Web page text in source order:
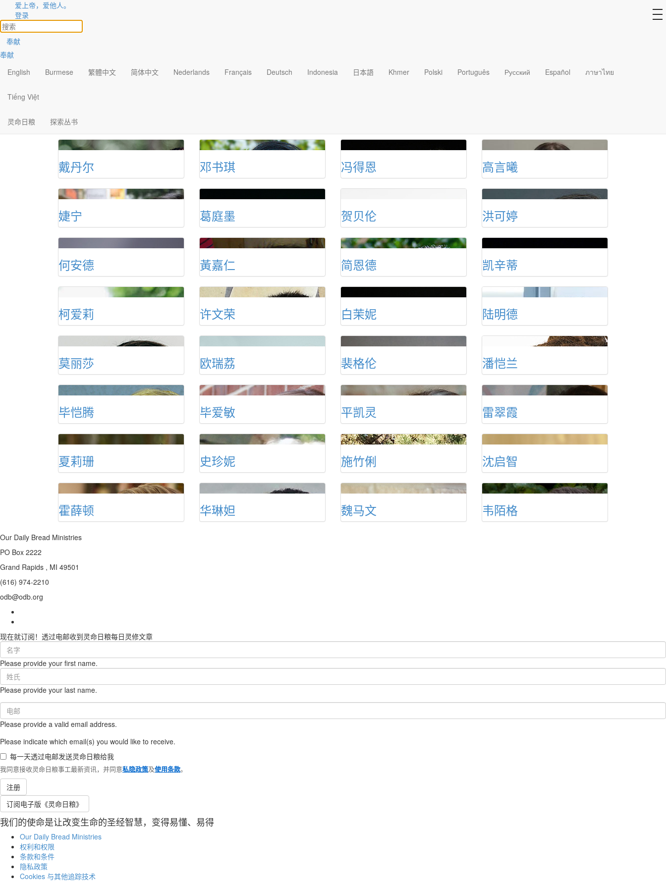
爱上帝，爱他人。
登录
奉献
奉献
English
Burmese 繁體中文 简体中文 Nederlands Français Deutsch Indonesia 日本語 Khmer Polski Português Русский Español ภาษาไทย
Tiếng Việt
灵命日粮 探索丛书
作者介绍
庞雅各 博约翰 潘艾梅 白德夫
施安妮
戴丹尔 邓书琪 冯得恩 高言曦
婕宁 葛庭墨 贺贝伦 洪可婷
何安德 黃嘉仁 简恩德 凯辛蒂
柯爱莉 许文荣 白茉妮 陆明德
莫丽莎 欧瑞荔 裴格伦 潘恺兰
毕恺腾 毕爱敏 平凯灵 雷翠霞
夏莉珊 史珍妮 施竹俐 沈启智
霍薛顿 华琳妲 魏马文 韦陌格
Our Daily Bread Ministries
PO Box 2222
Grand Rapids , MI 49501
(616) 974-2210
odb@odb.org
现在就订阅！透过电邮收到灵命日粮每日灵修文章
First
Name
(required)
Please provide your first name.
Last
Name
(required)
Please provide your last name.
Email
(required)
Please provide a valid email address.
Please indicate which email(s) you would like to receive.
每一天透过电邮发送灵命日粮给我
我同意接收灵命日粮事工最新资讯，并同意私隐政策及使用条款。
注册
订阅电子版《灵命日粮》
我们的使命是让改变生命的圣经智慧，变得易懂、易得
Our Daily Bread Ministries
权利和权限
条款和条件
隐私政策
Cookies 与其他追踪技术